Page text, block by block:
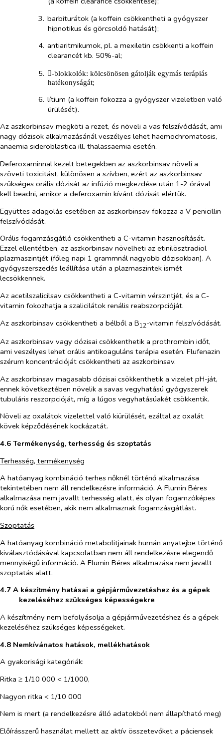
3.​ barbiturátok (a koffein csökkentheti a gyógyszer
hipnotikus és görcsoldó hatását);
4.​ antiaritmikumok, pl. a mexiletin csökkenti a koffein
clearancét kb. 50%-al;
5.​ -blokkolók: kölcsönösen gátolják egymás terápiás
hatékonyságát;
6.​ lítium (a koffein fokozza a gyógyszer vizeletben való
ürülését).
Az aszkorbinsav megköti a rezet, és növeli a vas felszívódását, ami
nagy dózisok alkalmazásánál veszélyes lehet haemochromatosis,
anaemia sideroblastica ill. thalassaemia esetén.
Deferoxaminnal kezelt betegekben az aszkorbinsav növeli a
szöveti toxicitást, különösen a szívben, ezért az aszkorbinsav
szükséges orális dózisát az infúzió megkezdése után 1-2 órával
kell beadni, amikor a deferoxamin kívánt dózisát elértük.
Együttes adagolás esetében az asz​kor​bin​sav fokozza a V penicillin
felszívódását.
Orális fogamzásgátló csökkentheti a C-vitamin hasznosítását.
Ezzel ellentétben, az aszkorbinsav növelheti az etinilösztradiol
plazmaszintjét (főleg napi 1 grammnál nagyobb dózisokban). A
gyógyszerszedés leállítása után a plazmaszintek ismét
lecsökkennek.
Az acetilszalicilsav csökkentheti a C-vitamin vérszintjét, és a C-
vitamin fokozhatja a szalicilátok renális reabszorpcióját.
Az aszkorbinsav csökkentheti a bélből a B12-vitamin felszívódását.
Az aszkorbinsav vagy dózisai csökkenthetik a prothrombin időt,
ami veszélyes lehet orális antikoaguláns terápia esetén. Flufenazin
szérum koncentrációját csökkentheti az aszkorbinsav.
Az aszkorbinsav magasabb dózisai csökkenthetik a vizelet pH-ját,
ennek következtében növelik a savas vegyhatású gyógyszerek
tubuláris reszorpcióját, míg a lúgos vegyhatásúakét csökkentik.
Nö​veli az oxalátok vizelettel való ki​ü​rülését, ezáltal az oxalát
kövek képződésének kockázatát.
4.6 Termékenység, terhesség és szoptatás
Terhesség, termékenység
A hatóanyag kombináció terhes nőknél történő alkalmazása
tekintetében nem áll rendelkezésre információ. A Flumin Béres
alkalmazása nem javallt terhesség alatt, és olyan fogamzóképes
korú nők esetében, akik nem alkalmaznak fogamzásgátlást.
Szoptatás
A hatóanyag kombináció metabolitjainak humán anyatejbe történő
kiválasztódásával kapcsolatban nem áll rendelkezésre elegendő
mennyiségű információ. A Flumin Béres alkalmazása nem javallt
szoptatás alatt.
4.7 A készítmény hatásai a gépjárművezetéshez és a gépek
kezeléséhez szükséges képességekre
A készítmény nem befolyásolja a gépjárművezetéshez és a gépek
kezeléséhez szükséges képességeket.
4.8 Nemkívánatos hatások, mellékhatások
A gyakorisági kategóriák:
Ritka ≥ 1/10 000 < 1/1000,
Nagyon ritka < 1/10 000
Nem is mert (a rendelkezésre álló adatokból nem állapítható meg)
Előírásszerű használat mellett az aktív összetevőket a páciensek